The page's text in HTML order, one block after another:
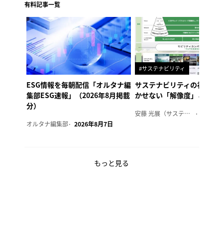
有料記事一覧
ESG情報を毎朝配信「オルタナ編
集部ESG速報」（2026年8月掲載
分）
オルタナ編集部 2026年8月7日
#サステナビリティ
サステナビリティの社内浸
かせない「解像度」とは
安藤 光展（サステナビリティ・コンサルタント）
もっと見る